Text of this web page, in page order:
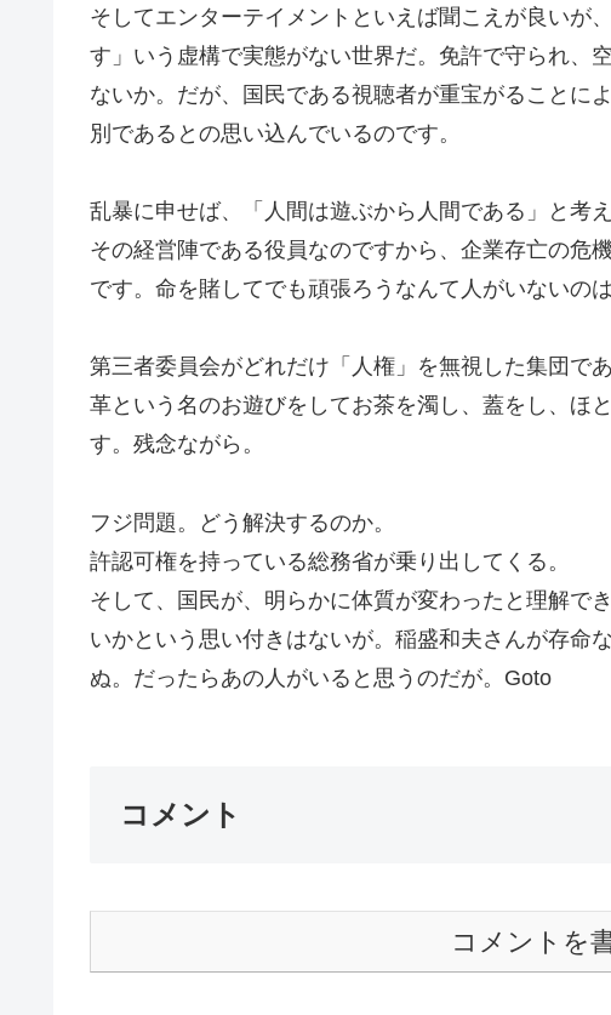
そしてエンターテイメントといえば聞こえが良いが
す」いう虚構で実態がない世界だ。免許で守られ、
ないか。だが、国民である視聴者が重宝がることに
別であるとの思い込んでいるのです。
乱暴に申せば、「人間は遊ぶから人間である」と考
その経営陣である役員なのですから、企業存亡の危
です。命を賭してでも頑張ろうなんて人がいないの
第三者委員会がどれだけ「人権」を無視した集団で
革という名のお遊びをしてお茶を濁し、蓋をし、ほ
す。残念ながら。
フジ問題。どう解決するのか。
許認可権を持っている総務省が乗り出してくる。
そして、国民が、明らかに体質が変わったと理解で
いかという思い付きはないが。稲盛和夫さんが存命
ぬ。だったらあの人がいると思うのだが。Goto
コメント
コメントを